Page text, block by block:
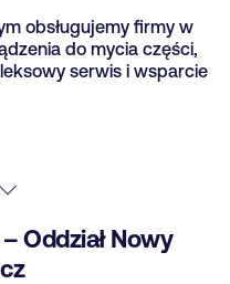
obsługujemy firmy w
do mycia części,
serwis i wsparcie
Oddział Nowy